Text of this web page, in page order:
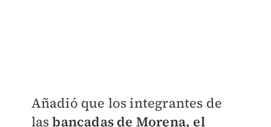
Añadió que los integrantes de
lasbancadas de Morena, el